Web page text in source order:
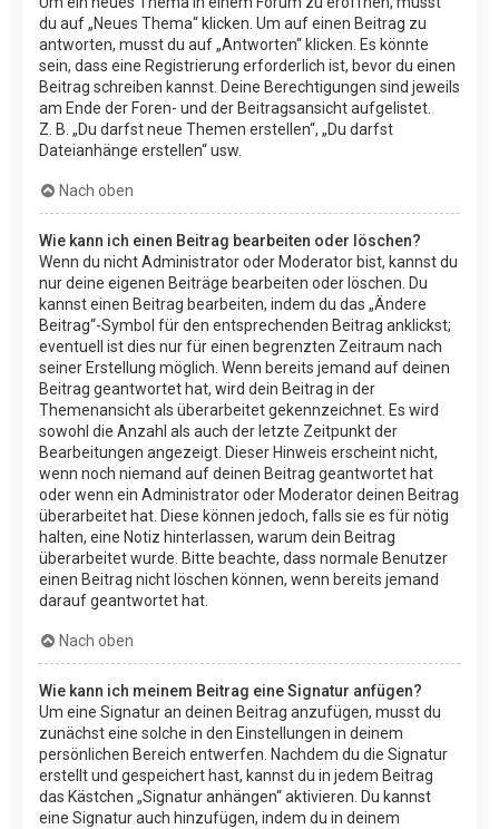
du auf „Neues Thema“ klicken. Um auf einen Beitrag zu
antworten, musst du auf „Antworten“ klicken. Es könnte
sein, dass eine Registrierung erforderlich ist, bevor du einen
Beitrag schreiben kannst. Deine Berechtigungen sind jeweils
am Ende der Foren- und der Beitragsansicht aufgelistet.
Z. B. „Du darfst neue Themen erstellen“, „Du darfst
Dateianhänge erstellen“ usw.
Nach oben
Wie kann ich einen Beitrag bearbeiten oder löschen?
Wenn du nicht Administrator oder Moderator bist, kannst du
nur deine eigenen Beiträge bearbeiten oder löschen. Du
kannst einen Beitrag bearbeiten, indem du das „Ändere
Beitrag“-Symbol für den entsprechenden Beitrag anklickst;
eventuell ist dies nur für einen begrenzten Zeitraum nach
seiner Erstellung möglich. Wenn bereits jemand auf deinen
Beitrag geantwortet hat, wird dein Beitrag in der
Themenansicht als überarbeitet gekennzeichnet. Es wird
sowohl die Anzahl als auch der letzte Zeitpunkt der
Bearbeitungen angezeigt. Dieser Hinweis erscheint nicht,
wenn noch niemand auf deinen Beitrag geantwortet hat
oder wenn ein Administrator oder Moderator deinen Beitrag
überarbeitet hat. Diese können jedoch, falls sie es für nötig
halten, eine Notiz hinterlassen, warum dein Beitrag
überarbeitet wurde. Bitte beachte, dass normale Benutzer
einen Beitrag nicht löschen können, wenn bereits jemand
darauf geantwortet hat.
Nach oben
Wie kann ich meinem Beitrag eine Signatur anfügen?
Um eine Signatur an deinen Beitrag anzufügen, musst du
zunächst eine solche in den Einstellungen in deinem
persönlichen Bereich entwerfen. Nachdem du die Signatur
erstellt und gespeichert hast, kannst du in jedem Beitrag
das Kästchen „Signatur anhängen“ aktivieren. Du kannst
eine Signatur auch hinzufügen, indem du in deinem